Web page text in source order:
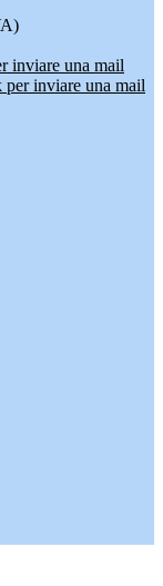
inviare una mail
inviare una mail